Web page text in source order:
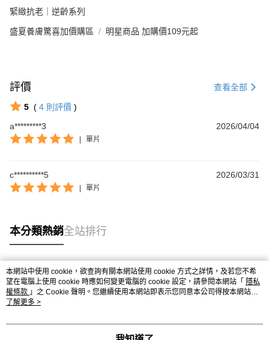
緊緻抗老｜逆齡系列
盛夏養膚驚喜加價購區 明星商品 加購價109元起
評價 查看全部
5 ( 4 則評價 )
a*********3
2026/04/04
| 單片
c**********5 2026/03/31
| 單片
本分類熱銷全站排行
熱門標籤
本網站中使用 cookie，欲查詢有關本網站使用 cookie 方式之詳情，及若您不希
望在電腦上使用 cookie 時應如何變更電腦的 cookie 設定，請參閱本網站「 隱私
權條款 」之 Cookie 聲明。您繼續使用本網站即表示您同意本公司得按本網站使
用條款之 Cookie 聲明使用 cookie。
了解更多 >